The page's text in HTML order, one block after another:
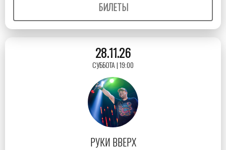
БИЛЕТЫ
28.11.26
СУББОТА | 19:00
РУКИ ВВЕРХ